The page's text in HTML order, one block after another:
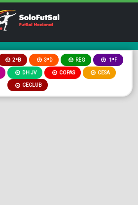
2ªB 3ªD REG 1ªF
DH JV COPAS CESA
CECLUB